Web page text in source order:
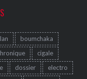
boumchaka
cigale
dossier
electro